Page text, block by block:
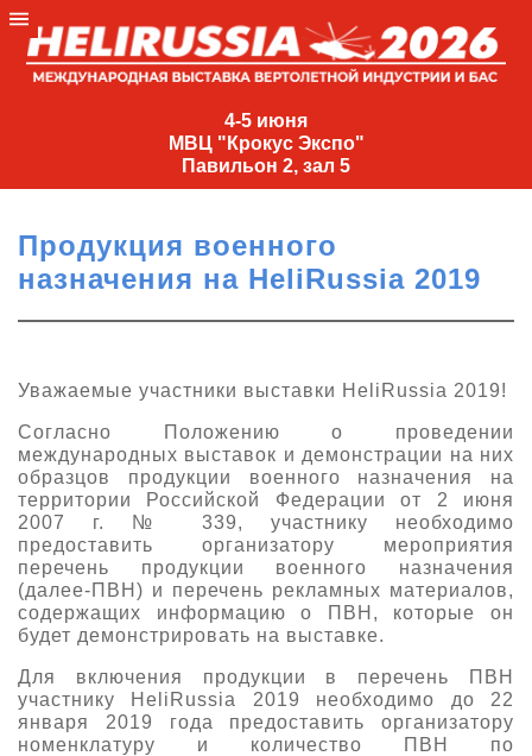
4-5 июня
МВЦ "Крокус Экспо"
Павильон 2, зал 5
4-
МВЦ
Экспо"
Павильон
2,
5
(495)
477-
33-81
О выставке
Партнеры выставки
Крокус Экспо
Даты будущих выставок
Документы
Для участников
Заявка на участие
Заочное участие
Для посетителей
Место проведения HeliRussia
Для СМИ
Продукция военного
назначения на HeliRussia 2019
Уважаемые участники выставки HeliRussia 2019!
Согласно Положению о проведении
международных выставок и демонстрации на них
образцов продукции военного назначения на
территории Российской Федерации от 2 июня
2007 г. № 339, участнику необходимо
предоставить организатору мероприятия
перечень продукции военного назначения
(далее-ПВН) и перечень рекламных материалов,
содержащих информацию о ПВН, которые он
будет демонстрировать на выставке.
Для включения продукции в перечень ПВН
участнику HeliRussia 2019 необходимо до 22
января 2019 года предоставить организатору
номенклатуру и количество ПВН по